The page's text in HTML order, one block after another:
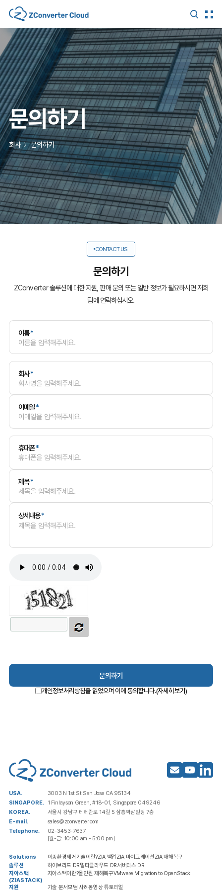
문의하기
회사 문의하기
CONTACT US
문의하기
ZConverter 솔루션에 대한 지원, 판매 문의 또는 일반 정보가 필요하시면 저희
팀에 연락하십시오.
이름*
회사*
이메일*
휴대폰*
제목*
상세내용*
개인정보처리방침을 읽었으며 이에 동의합니다.(자세히보기)
USA.
3003 N 1st St San Jose CA 95134
SINGAPORE. 1 Finlayson Green, #18-01, Singapore 049246
KOREA.
서울시 강남구 테헤란로 14길 5 삼흥역삼빌딩 7층
E-mail.
sales@zconverter.com
Telephone.
02-3453-7637
[월-금: 10:00 am - 5:00 pm]
Solutions 이종환경제거기술이란?ZIA 백업 ZIA 마이그레이션 ZIA 재해복구
솔루션
하이브리드 DR멀티클라우드 DR서버리스 DR
지아스택
(ZIASTACK)
지아스택이란?올인원 재해복구VMware Migration to OpenStack
지원
기술 문서모범 사례동영상 튜토리얼